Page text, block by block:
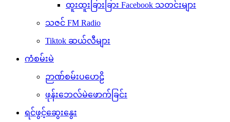
ထူးထူးခြားခြား Facebook သတင်းများ
သဇင် FM Radio
Tiktok ဆယ်လီများ
ကံစမ်းမဲ
ဉာဏ်စမ်းပဟေဠိ
ဖုန်းဘေလ်မဲဖောက်ခြင်း
ရင်ဖွင့်ဆွေးနွေး